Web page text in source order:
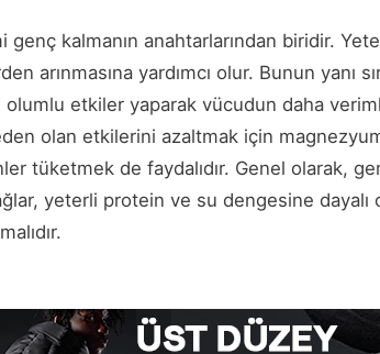
genç kalmanın anahtarlarından biridir.
arınmasına yardımcı olur. Bunun yanı
etkiler yaparak vücudun daha verimli
olan etkilerini azaltmak için
tüketmek de faydalıdır. Genel olarak,
yeterli protein ve su dengesine